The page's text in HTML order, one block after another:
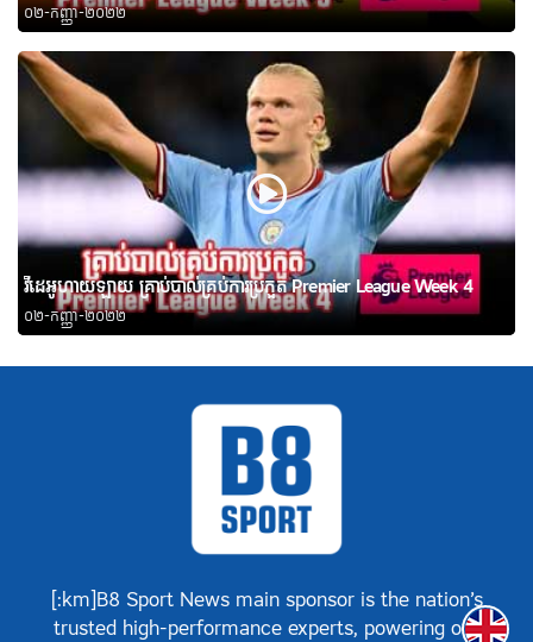
០២-កញ្ញា-២០២២
វីដេអូហាយឡាយ គ្រាប់បាល់គ្រប់ការប្រកួត Premier League Week 4
០២-កញ្ញា-២០២២
[:km]B8 Sport News main sponsor is the nation’s
trusted high-performance experts, powering our